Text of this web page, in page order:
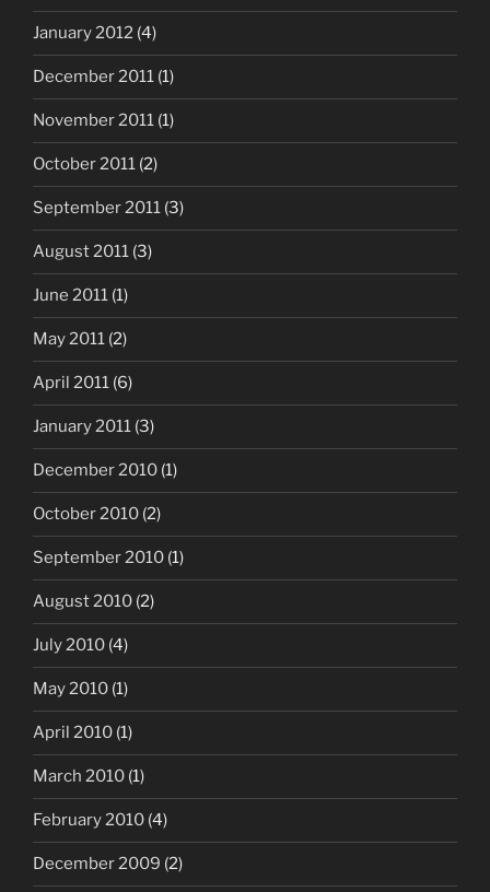
January 2012 (4)
December 2011 (1)
November 2011 (1)
October 2011 (2)
September 2011 (3)
August 2011 (3)
June 2011 (1)
May 2011 (2)
April 2011 (6)
January 2011 (3)
December 2010 (1)
October 2010 (2)
September 2010 (1)
August 2010 (2)
July 2010 (4)
May 2010 (1)
April 2010 (1)
March 2010 (1)
February 2010 (4)
December 2009 (2)